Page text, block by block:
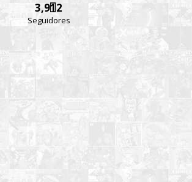
3,912
Seguidores